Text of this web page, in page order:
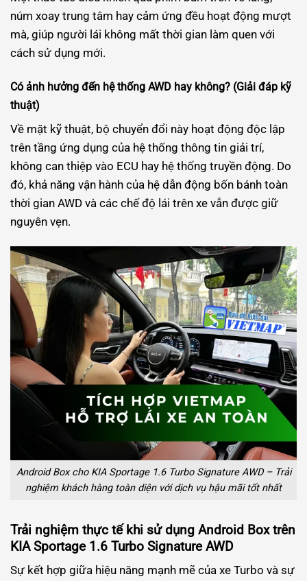
núm xoay trung tâm hay cảm ứng đều hoạt động mượt
mà, giúp người lái không mất thời gian làm quen với
cách sử dụng mới.
Có ảnh hưởng đến hệ thống AWD hay không? (Giải đáp kỹ
thuật)
Về mặt kỹ thuật, bộ chuyển đổi này hoạt động độc lập
trên tầng ứng dụng của hệ thống thông tin giải trí,
không can thiệp vào ECU hay hệ thống truyền động. Do
đó, khả năng vận hành của hệ dẫn động bốn bánh toàn
thời gian AWD và các chế độ lái trên xe vẫn được giữ
nguyên vẹn.
Android Box cho KIA Sportage 1.6 Turbo Signature AWD – Trải
nghiệm khách hàng toàn diện với dịch vụ hậu mãi tốt nhất
Trải nghiệm thực tế khi sử dụng Android Box trên
KIA Sportage 1.6 Turbo Signature AWD
Sự kết hợp giữa hiệu năng mạnh mẽ của xe Turbo và sự